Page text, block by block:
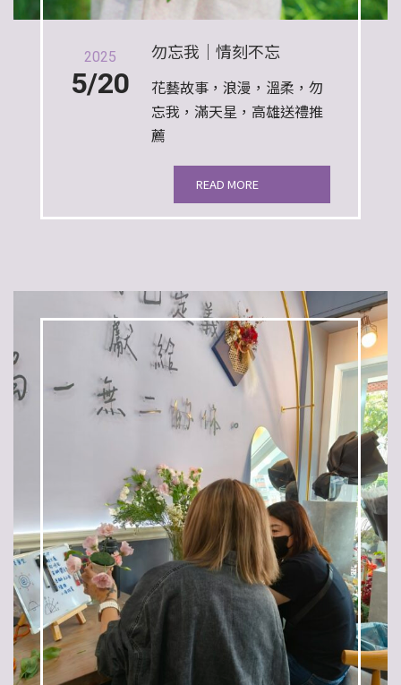
5/20
2025 勿忘我｜情刻不忘
花藝故事，浪漫，溫柔，勿
忘我，滿天星，高雄送禮推
薦
READ MORE